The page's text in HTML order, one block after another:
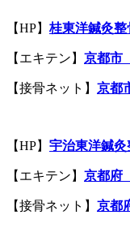
【HP】 桂東洋鍼灸整
【エキテン】 京都市
【接骨ネット】 京都
【HP】 宇治東洋鍼灸
【エキテン】 京都府
【接骨ネット】 京都